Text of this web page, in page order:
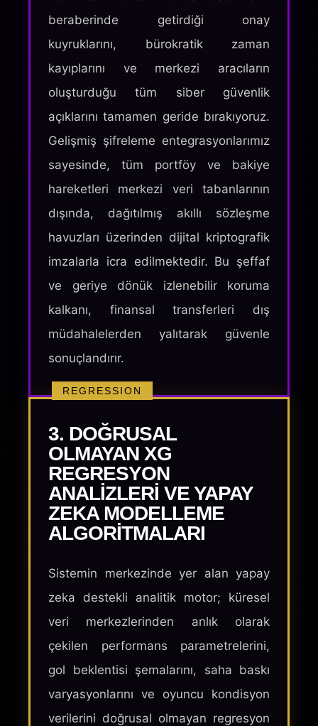
beraberinde getirdiği onay
kuyruklarını, bürokratik zaman
kayıplarını ve merkezi aracıların
oluşturduğu tüm siber güvenlik
açıklarını tamamen geride bırakıyoruz.
Gelişmiş şifreleme entegrasyonlarımız
sayesinde, tüm portföy ve bakiye
hareketleri merkezi veri tabanlarının
dışında, dağıtılmış akıllı sözleşme
havuzları üzerinden dijital kriptografik
imzalarla icra edilmektedir. Bu şeffaf
ve geriye dönük izlenebilir koruma
kalkanı, finansal transferleri dış
müdahalelerden yalıtarak güvenle
sonuçlandırır.
REGRESSION
3. DOĞRUSAL
OLMAYAN XG
REGRESYON
ANALIZLERI VE YAPAY
ZEKA MODELLEME
ALGORITMALARI
Sistemin merkezinde yer alan yapay
zeka destekli analitik motor; küresel
veri merkezlerinden anlık olarak
çekilen performans parametrelerini,
gol beklentisi şemalarını, saha baskı
varyasyonlarını ve oyuncu kondisyon
verilerini doğrusal olmayan regresyon